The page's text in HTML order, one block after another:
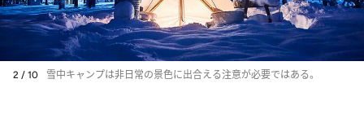
2 / 10 雪中キャンプは非日常の景色に出合える注意が必要ではある。